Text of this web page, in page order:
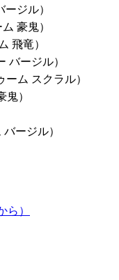
ジル）
豪鬼）
飛竜）
バージル）
ーム スクラル）
）
ージル）
ら）